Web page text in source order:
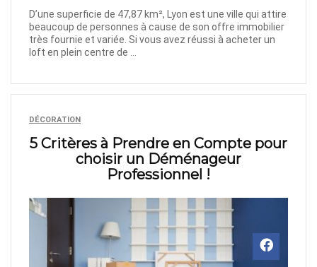
D’une superficie de 47,87 km², Lyon est une ville qui attire
beaucoup de personnes à cause de son offre immobilier
très fournie et variée. Si vous avez réussi à acheter un
loft en plein centre de ...
DÉCORATION
5 Critères à Prendre en Compte pour
choisir un Déménageur
Professionnel !